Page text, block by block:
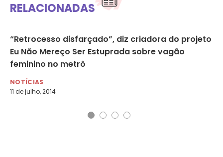
RELACIONADAS
“Retrocesso disfarçado”, diz criadora do projeto
Eu Não Mereço Ser Estuprada sobre vagão
feminino no metrô
NOTÍCIAS
11 de julho, 2014